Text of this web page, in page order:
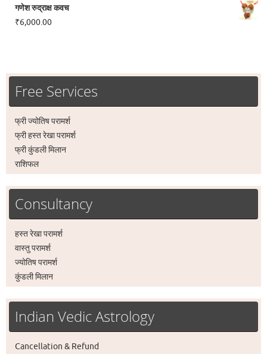
गणेश रुद्राक्ष कवच
₹6,000.00
Free Services
फ्री ज्योतिष परामर्श
फ्री हस्त रेखा परामर्श
फ्री कुंडली मिलान
राशिफल
Consultancy
हस्त रेखा परामर्श
वास्तु परामर्श
ज्योतिष परामर्श
कुंडली मिलान
Indian Vedic Astrology
Cancellation & Refund